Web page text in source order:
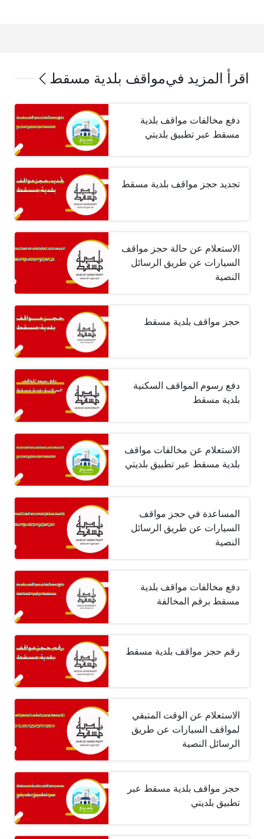
اقرأ المزيد فيمواقف بلدية مسقط
دفع مخالفات مواقف بلدية
مسقط عبر تطبيق بلديتي
تجديد حجز مواقف بلدية مسقط
الاستعلام عن حالة حجز مواقف
السيارات عن طريق الرسائل
النصية
حجز مواقف بلدية مسقط
دفع رسوم المواقف السكنية
بلدية مسقط
الاستعلام عن مخالفات مواقف
بلدية مسقط عبر تطبيق بلديتي
المساعدة في حجز مواقف
السيارات عن طريق الرسائل
النصية
دفع مخالفات مواقف بلدية
مسقط برقم المخالفة
رقم حجز مواقف بلدية مسقط
الاستعلام عن الوقت المتبقي
لمواقف السيارات عن طريق
الرسائل النصية
حجز مواقف بلدية مسقط عبر
تطبيق بلديتي